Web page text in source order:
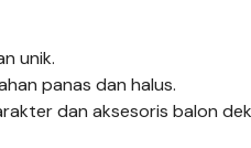
unik.
panas dan halus.
dan aksesoris balon